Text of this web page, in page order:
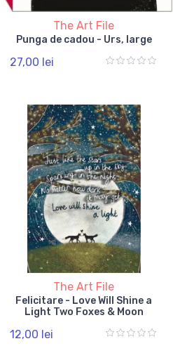
The Art File
Punga de cadou - Urs, large
27,00 lei
The Art File
Felicitare - Love Will Shine a
Light Two Foxes & Moon
12,00 lei